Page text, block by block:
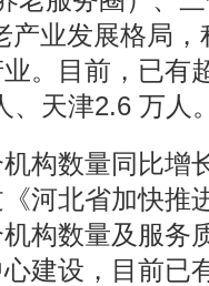
产业发展格局
。目前，已有
、天津2.6 万人
构数量同比增
河北省加快推
构数量及服务
建设，目前已